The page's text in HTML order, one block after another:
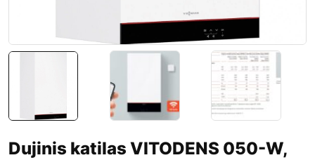
Dujinis katilas VITODENS 050-W,